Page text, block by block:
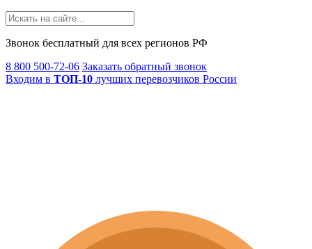
Звонок бесплатный для всех регионов РФ
8 800 500-72-06 Заказать обратный звонок
Входим в ТОП-10 лучших перевозчиков России